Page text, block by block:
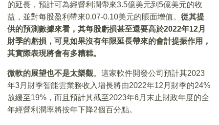
的延長，預計可為經營利潤帶來3.5億美元到5億美元的收
益，並對每股盈利帶來0.07-0.10美元的賬面增值。 從其提
供的預測數據來看，其每股虧損甚至還要高於2022年12月
財季的虧損，可見如果沒有年限延長帶來的會計提振作用，
其實際表現將會有多糟糕。
微軟的展望也不是太樂觀。這家軟件開發公司預計其2023
年3月財季智能雲業務收入增長將由2022年12月財季的24%
放緩至19%，而且預計其截至2023年6月末止財政年度的全
年經營利潤率將按年下降2個百分點。